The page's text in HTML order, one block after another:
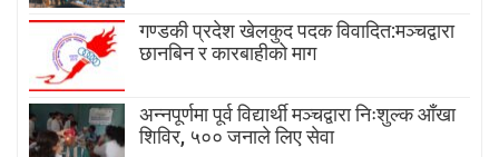
गण्डकी प्रदेश खेलकुद पदक विवादित:मञ्चद्वारा
छानबिन र कारबाहीको माग
अन्नपूर्णमा पूर्व विद्यार्थी मञ्चद्वारा निःशुल्क आँखा
शिविर, ५०० जनाले लिए सेवा